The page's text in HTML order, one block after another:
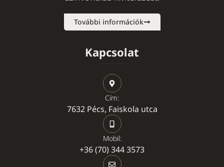
További információk
Kapcsolat
Cím:
7632 Pécs, Faiskola utca
Mobil:
+36 (70) 344 3573